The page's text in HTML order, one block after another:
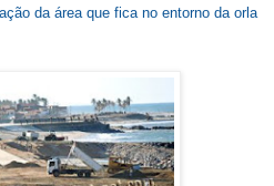
da área que fica no entorno da orla